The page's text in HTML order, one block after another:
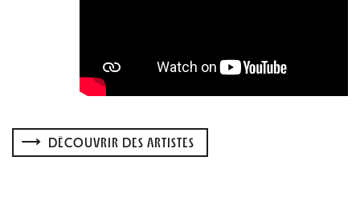
DÉCOUVRIR DES ARTISTES